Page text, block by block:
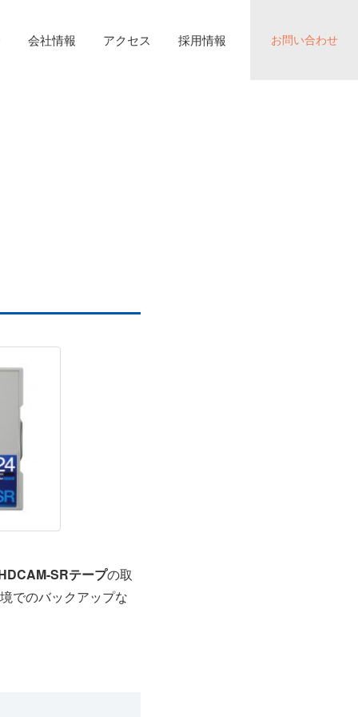
会社情報 アクセス 採用情報 お問い合わせ
SRテープの取
でのバックアップな